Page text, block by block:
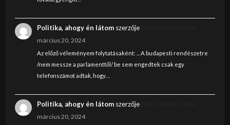
Politika, ahogy én látomszerzője
március 20, 2024
Az előző véleményem folytatásaként: ... A budapesti rendészetre
/nem messze a parlamenttől/ be sem engedtek csak egy
telefonszámot adtak, hogy…
Politika, ahogy én látomszerzője
március 20, 2024